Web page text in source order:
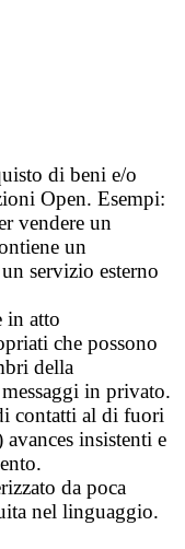
di beni e/o
Open. Esempi:
vendere un
un
servizio esterno
in atto
che possono
della
in privato.
contatti al di fuori
insistenti e
da poca
nel linguaggio.